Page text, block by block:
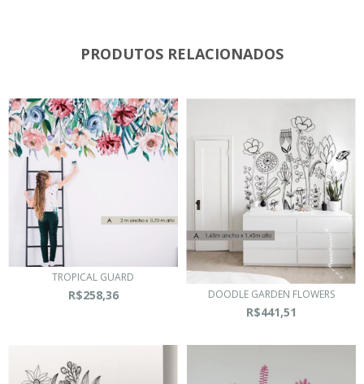
PRODUTOS RELACIONADOS
TROPICAL GUARD
R$258,36 DOODLE GARDEN FLOWERS
R$441,51